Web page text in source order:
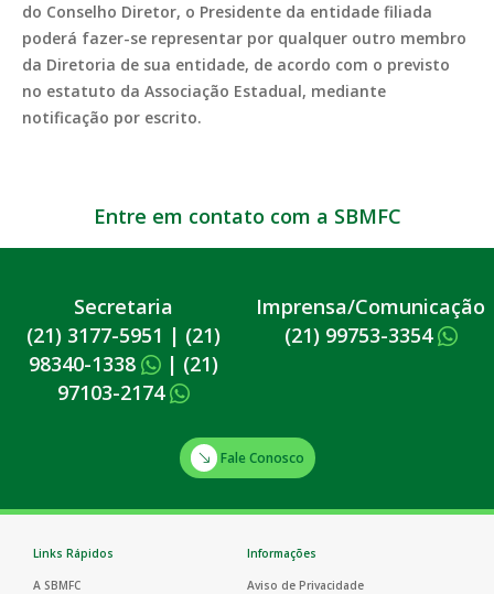
do Conselho Diretor, o Presidente da entidade filiada
poderá fazer-se representar por qualquer outro membro
da Diretoria de sua entidade, de acordo com o previsto
no estatuto da Associação Estadual, mediante
notificação por escrito.
Entre em contato com a SBMFC
Secretaria
(21) 3177-5951 | (21)
98340-1338
| (21)
97103-2174
Imprensa/Comunicação
(21) 99753-3354
Fale Conosco
Links Rápidos
A SBMFC
Informações
Aviso de Privacidade